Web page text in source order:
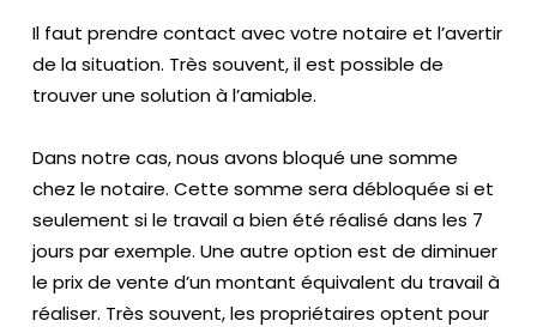
Il faut prendre contact avec votre notaire et l’avertir
de la situation. Très souvent, il est possible de
trouver une solution à l’amiable.
Dans notre cas, nous avons bloqué une somme
chez le notaire. Cette somme sera débloquée si et
seulement si le travail a bien été réalisé dans les 7
jours par exemple. Une autre option est de diminuer
le prix de vente d’un montant équivalent du travail à
réaliser. Très souvent, les propriétaires optent pour